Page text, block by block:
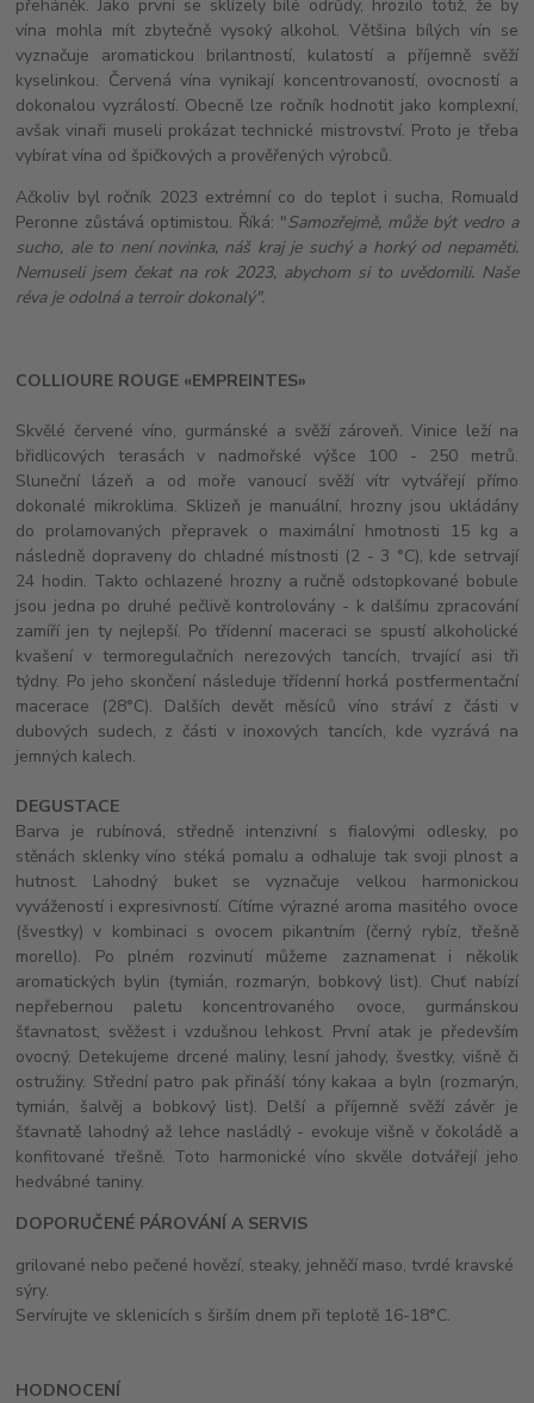
přeháněk. Jako první se sklízely bílé odrůdy, hrozilo totiž, že by
vína mohla mít zbytečně vysoký alkohol. Většina bílých vín se
vyznačuje aromatickou brilantností, kulatostí a příjemně svěží
kyselinkou. Červená vína vynikají koncentrovaností, ovocností a
dokonalou vyzrálostí. Obecně lze ročník hodnotit jako komplexní,
avšak vinaři museli prokázat technické mistrovství. Proto je třeba
vybírat vína od špičkových a prověřených výrobců.
Ačkoliv byl ročník 2023 extrémní co do teplot i sucha, Romuald
Peronne zůstává optimistou. Říká: "Samozřejmě, může být vedro a
sucho, ale to není novinka, náš kraj je suchý a horký od nepaměti.
Nemuseli jsem čekat na rok 2023, abychom si to uvědomili. Naše
réva je odolná a terroir dokonalý".
COLLIOURE ROUGE «EMPREINTES»
Skvělé červené víno, gurmánské a svěží zároveň. Vinice leží na
břidlicových terasách v nadmořské výšce 100 - 250 metrů.
Sluneční lázeň a od moře vanoucí svěží vítr vytvářejí přímo
dokonalé mikroklima. Sklizeň je manuální, hrozny jsou ukládány
do prolamovaných přepravek o maximální hmotnosti 15 kg a
následně dopraveny do chladné místnosti (2 - 3 °C), kde setrvají
24 hodin. Takto ochlazené hrozny a ručně odstopkované bobule
jsou jedna po druhé pečlivě kontrolovány - k dalšímu zpracování
zamíří jen ty nejlepší. Po třídenní maceraci se spustí alkoholické
kvašení v termoregulačních nerezových tancích, trvající asi tři
týdny. Po jeho skončení následuje třídenní horká postfermentační
macerace (28°C). Dalších devět měsíců víno stráví z části v
dubových sudech, z části v inoxových tancích, kde vyzrává na
jemných kalech.
DEGUSTACE
Barva je rubínová, středně intenzivní s fialovými odlesky, po
stěnách sklenky víno stéká pomalu a odhaluje tak svoji plnost a
hutnost. Lahodný buket se vyznačuje velkou harmonickou
vyvážeností i expresivností. Cítíme výrazné aroma masitého ovoce
(švestky) v kombinaci s ovocem pikantním (černý rybíz, třešně
morello). Po plném rozvinutí můžeme zaznamenat i několik
aromatických bylin (tymián, rozmarýn, bobkový list). Chuť nabízí
nepřebernou paletu koncentrovaného ovoce, gurmánskou
šťavnatost, svěžest i vzdušnou lehkost. První atak je především
ovocný. Detekujeme drcené maliny, lesní jahody, švestky, višně či
ostružiny. Střední patro pak přináší tóny kakaa a byln (rozmarýn,
tymián, šalvěj a bobkový list). Delší a příjemně svěží závěr je
šťavnatě lahodný až lehce nasládlý - evokuje višně v čokoládě a
konfitované třešně. Toto harmonické víno skvěle dotvářejí jeho
hedvábné taniny.
DOPORUČENÉ PÁROVÁNÍ A SERVIS
grilované nebo pečené hovězí, steaky, jehněčí maso, tvrdé kravské
sýry.
Servírujte ve sklenicích s širším dnem při teplotě 16-18°C.
HODNOCENÍ